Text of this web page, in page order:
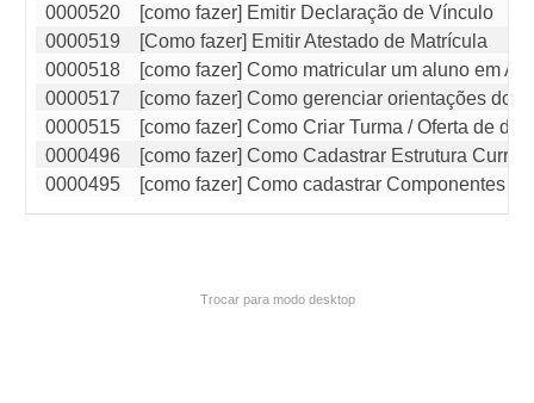
0000520
[como fazer] Emitir Declaração de Vínculo
0000519
[Como fazer] Emitir Atestado de Matrícula
0000518
[como fazer] Como matricular um aluno em
0000517
[como fazer] Como gerenciar orientações do
0000515
[como fazer] Como Criar Turma / Oferta de
0000496
[como fazer] Como Cadastrar Estrutura
0000495
[como fazer] Como cadastrar Componentes
Trocar para modo desktop